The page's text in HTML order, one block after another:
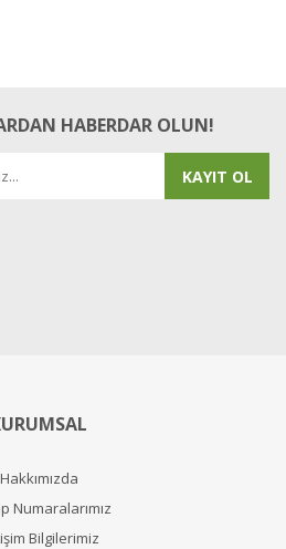
HABERDAR OLUN!
KAYIT OL
Hakkımızda
Numaralarımız
Bilgilerimiz